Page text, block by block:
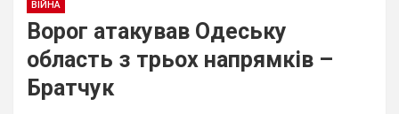
ВІЙНА
Ворог атакував Одеську
область з трьох напрямків –
Братчук